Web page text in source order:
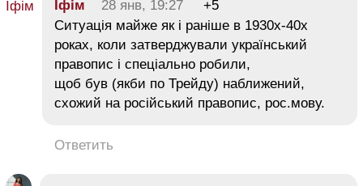
Їфім 28 янв, 19:27
+5
Ситуація майже як і раніше в 1930х-40х
роках, коли затверджували український
правопис і спеціально робили,
щоб був (якби по Трейду) наближений,
схожий на російський правопис, рос.мову.
Ответить